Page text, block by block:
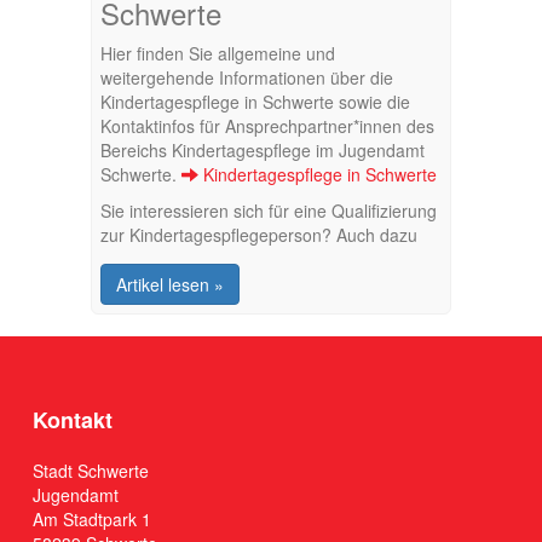
Schwerte
Hier finden Sie allgemeine und
weitergehende Informationen über die
Kindertagespflege in Schwerte sowie die
Kontaktinfos für Ansprechpartner*innen des
Bereichs Kindertagespflege im Jugendamt
Schwerte.
Kindertagespflege in Schwerte
Sie interessieren sich für eine Qualifizierung
zur Kindertagespflegeperson? Auch dazu
finde Sie hier die wichtigsten Informationen.
Qualifizierung zur
Kindertagespflegeperson
Artikel lesen »
Kontakt
Stadt Schwerte
Jugendamt
Am Stadtpark 1